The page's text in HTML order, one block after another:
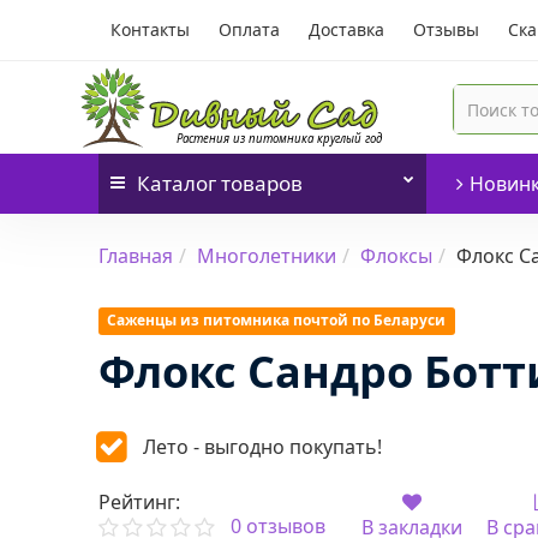
Контакты Оплата Доставка Отзывы
Каталогтоваров
Главная Многолетники Флоксы Флокс
Саженцы из питомника почтой по Беларуси
Флокс Сандро
Лето - выгодно покупать!
Рейтинг:
0 отзывов
В закладки В